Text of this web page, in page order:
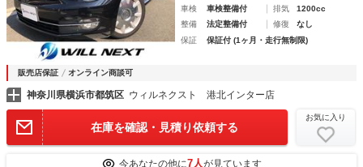
車検
車検整備付 排気
1200cc
整備
法定整備付 修復
なし
保証
保証付 (1ヶ月・走行無制限)
販売店保証 オンライン商談可
神奈川県横浜市都筑区 ウィルネクスト 港北インター店
在庫を確認・見積り依頼する
お気に入り
今あなたの他に7人が見ています